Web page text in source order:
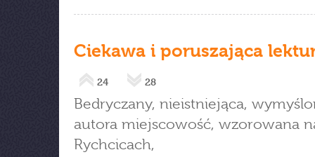
Ciekawa i poruszająca
24 28
Bedryczany, nieistniejąca,
autora miejscowość, wzorowana
Rychcicach,